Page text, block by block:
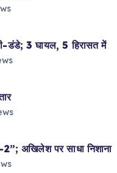
डंडे; 3 घायल, 5 हिरासत में
अखिलेश पर साधा निशाना